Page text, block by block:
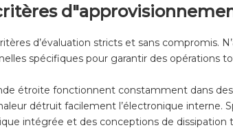
d’évaluation stricts et sans compromis.
spécifiques pour garantir des opérations
étroite fonctionnent constamment dans
détruit facilement l’électronique interne.
intégrée et des conceptions de dissipation